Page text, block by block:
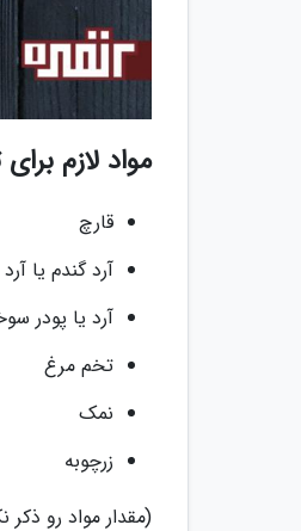
مواد لازم
قارچ
آرد گندم یا
آرد یا پودر
تخم مرغ
نمک
زرچوبه
(مقدار مواد رو